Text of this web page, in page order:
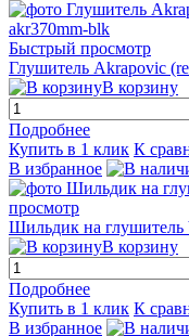
Быстрый просмотр
Глушитель Akrapovic
В корзину
Подробнее
Купить в 1 клик К
В избранное
просмотр
Шильдик на глушитель
В корзину
Подробнее
Купить в 1 клик К
В избранное